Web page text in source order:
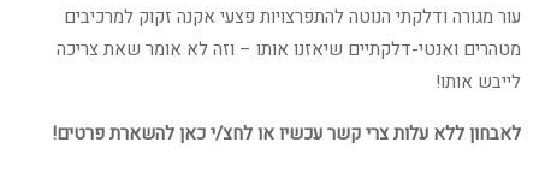
עור מגורה ודלקתי הנוטה להתפרצויות פצעי אקנה זקוק למרכיבים
מטהרים ואנטי-דלקתיים שיאזנו אותו – וזה לא אומר שאת צריכה
לייבש אותו!
לאבחון ללא עלות צרי קשר עכשיו או לחצ/י כאן להשארת פרטים!